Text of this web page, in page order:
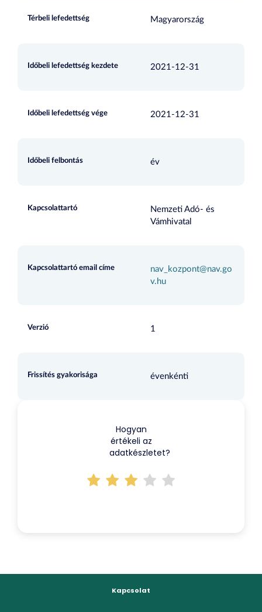
Térbeli lefedettség Magyarország
Időbeli lefedettség kezdete 2021-12-31
Időbeli lefedettség vége 2021-12-31
Időbeli felbontás év
Kapcsolattartó
Nemzeti Adó- és
Vámhivatal
Kapcsolattartó email címe
nav_kozpont@nav.go
v.hu
Verzió 1
Frissítés gyakorisága évenkénti
Hogyan
értékeli az
adatkészletet?
Kapcsolat